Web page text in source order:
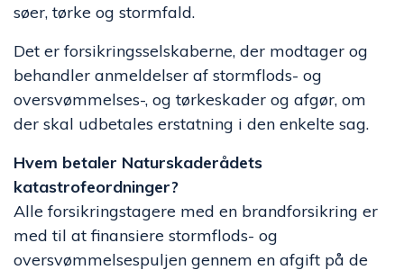
søer, tørke og stormfald.
Det er forsikringsselskaberne, der modtager og
behandler anmeldelser af stormflods- og
oversvømmelses-, og tørkeskader og afgør, om
der skal udbetales erstatning i den enkelte sag.
Hvem betaler Naturskaderådets
katastrofeordninger?
Alle forsikringstagere med en brandforsikring er
med til at finansiere stormflods- og
oversvømmelsespuljen gennem en afgift på de